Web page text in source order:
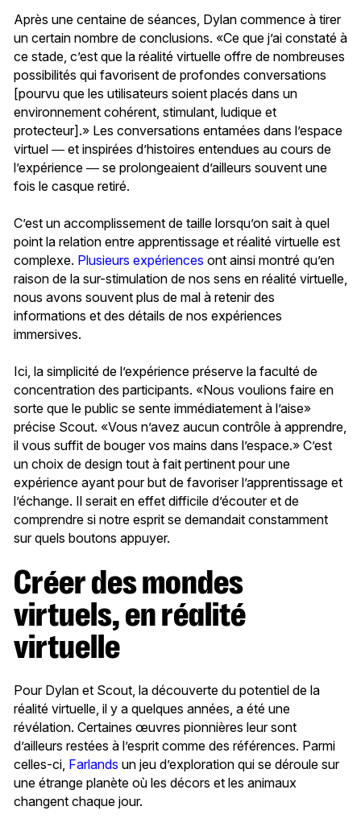
Après une centaine de séances, Dylan commence à tirer
un certain nombre de conclusions. «Ce que j’ai constaté à
ce stade, c’est que la réalité virtuelle offre de nombreuses
possibilités qui favorisent de profondes conversations
[pourvu que les utilisateurs soient placés dans un
environnement cohérent, stimulant, ludique et
protecteur].» Les conversations entamées dans l’espace
virtuel ― et inspirées d’histoires entendues au cours de
l’expérience ― se prolongeaient d’ailleurs souvent une
fois le casque retiré.
C’est un accomplissement de taille lorsqu’on sait à quel
point la relation entre apprentissage et réalité virtuelle est
complexe. Plusieurs expériences ont ainsi montré qu’en
raison de la sur-stimulation de nos sens en réalité virtuelle,
nous avons souvent plus de mal à retenir des
informations et des détails de nos expériences
immersives.
Ici, la simplicité de l’expérience préserve la faculté de
concentration des participants. «Nous voulions faire en
sorte que le public se sente immédiatement à l’aise»
précise Scout. «Vous n’avez aucun contrôle à apprendre,
il vous suffit de bouger vos mains dans l’espace.» C’est
un choix de design tout à fait pertinent pour une
expérience ayant pour but de favoriser l’apprentissage et
l’échange. Il serait en effet difficile d’écouter et de
comprendre si notre esprit se demandait constamment
sur quels boutons appuyer.
Créer des mondes
virtuels, en réalité
virtuelle
Pour Dylan et Scout, la découverte du potentiel de la
réalité virtuelle, il y a quelques années, a été une
révélation. Certaines œuvres pionnières leur sont
d’ailleurs restées à l’esprit comme des références. Parmi
celles-ci, Farlands un jeu d’exploration qui se déroule sur
une étrange planète où les décors et les animaux
changent chaque jour.